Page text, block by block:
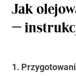
Jak
—
1.